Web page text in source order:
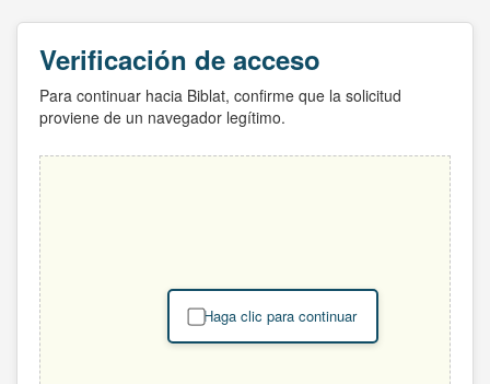
Verificación de acceso
Para continuar hacia Biblat, confirme que la solicitud
proviene de un navegador legítimo.
Haga clic para continuar